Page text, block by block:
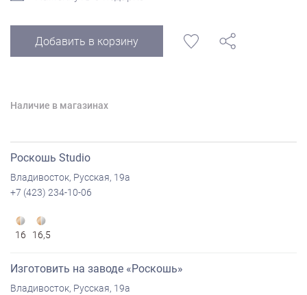
Добавить в корзину
Наличие в магазинах
Роскошь Studio
Владивосток, Русская, 19а
+7 (423) 234-10-06
16 16,5
Изготовить на заводе «Роскошь»
Владивосток, Русская, 19а